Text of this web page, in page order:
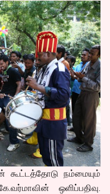
நம்மையும்
ஒளிப்பதிவு.